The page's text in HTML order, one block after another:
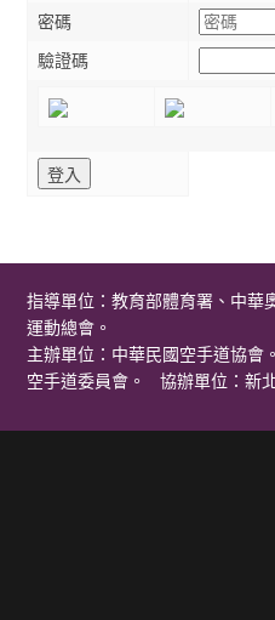
密碼
驗證碼
指導單位：教育部體育署、中華
運動總會。
主辦單位：中華民國空手道協
空手道委員會。 協辦單位：新